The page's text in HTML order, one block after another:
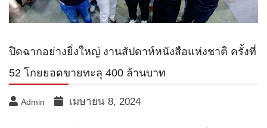
ปิดฉากอย่างยิ่งใหญ่ งานสัปดาห์หนังสือแห่งชาติ ครั้งที่
52 โกยยอดขายทะลุ 400 ล้านบาท
Admin เมษายน 8, 2024